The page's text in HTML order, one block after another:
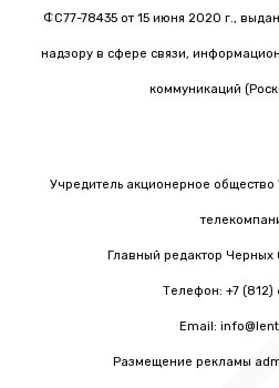
ФС77-78435 от 15 июня 2020 г.,
надзору в сфере связи,
коммуникаций
Учредитель акционерное общество
Главный редактор Черных
Телефон: +7 (812)
Email:
Размещение рекламы